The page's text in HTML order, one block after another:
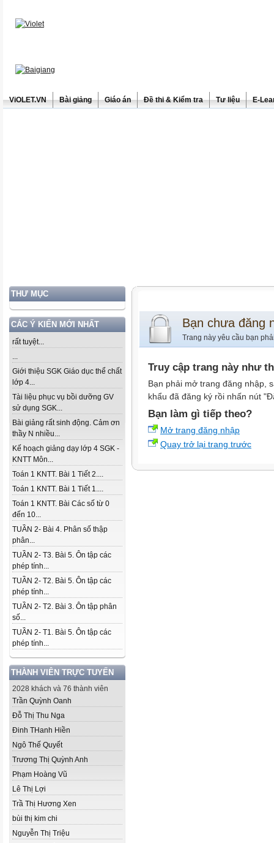
ViOLET.VN Bài giảng Giáo án Đề thi & Kiểm tra Tư liệu E-
THƯ MỤC
CÁC Ý KIẾN MỚI NHẤT
rất tuyệt...
...
Giới thiệu SGK Giáo dục thể chất
lớp 4...
Tài liệu phục vụ bồi dưỡng GV
sử dụng SGK...
Bài giảng rất sinh động. Cảm ơn
thầy N nhiều...
Kế hoạch giảng dạy lớp 4 SGK -
KNTT Môn...
Toán 1 KNTT. Bài 1 Tiết 2....
Toán 1 KNTT. Bài 1 Tiết 1....
Toán 1 KNTT. Bài Các số từ 0
đến 10...
TUẦN 2- Bài 4. Phân số thập
phân...
TUẦN 2- T3. Bài 5. Ôn tập các
phép tính...
TUẦN 2- T2. Bài 5. Ôn tập các
phép tính...
TUẦN 2- T2. Bài 3. Ôn tập phân
số...
TUẦN 2- T1. Bài 5. Ôn tập các
phép tính...
THÀNH VIÊN TRỰC TUYẾN
2028 khách và 76 thành viên
Trần Quỳnh Oanh
Đỗ Thị Thu Nga
Đinh THanh Hiền
Ngô Thế Quyết
Trương Thị Quỳnh Anh
Phạm Hoàng Vũ
Lê Thị Lợi
Trầ Thị Hương Xen
bùi thị kim chi
Nguyễn Thị Triệu
Bạn chưa đăng
Trang này yêu cầu bạn
Truy cập trang này như
Bạn phải mở trang đăng nhập,
khẩu đã đăng ký rồi nhấn nút
Bạn làm gì tiếp theo?
Mở trang đăng nhập
Quay trở lại trang trước